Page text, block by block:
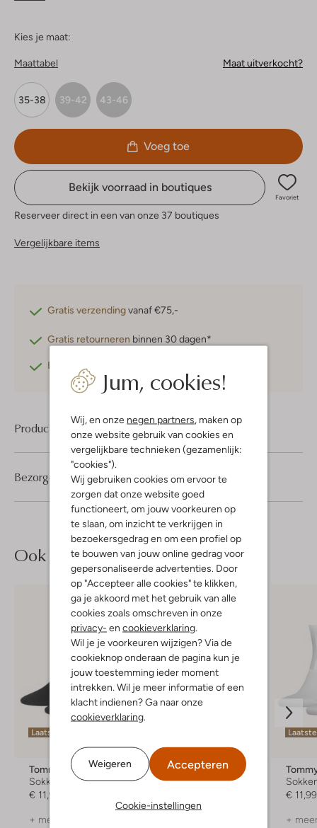
Jum, cookies!
Wij, en onze negen partners , maken op
onze website gebruik van cookies en
vergelijkbare technieken (gezamenlijk:
"cookies").
Wij gebruiken cookies om ervoor te
zorgen dat onze website goed
functioneert, om jouw voorkeuren op
te slaan, om inzicht te verkrijgen in
bezoekersgedrag en om een profiel op
te bouwen van jouw online gedrag voor
gepersonaliseerde advertenties. Door
op "Accepteer alle cookies" te klikken,
ga je akkoord met het gebruik van alle
cookies zoals omschreven in onze
privacy- en cookieverklaring
Wil je je voorkeuren wijzigen? Via de
cookieknop onderaan de pagina kun je
jouw toestemming ieder moment
intrekken. Wil je meer informatie of een
klacht indienen? Ga naar onze
cookieverklaring
Weigeren Accepteren
Cookie-instellingen
Kies je maat:
Maattabel Maat uitverkocht?
35-38 39-42 43-46
Voeg toe
Bekijk voorraad in boutiques
Favoriet
Reserveer direct in een van onze 37 boutiques
Vergelijkbare items
Gratis verzendingvanaf €75,-
Gratis retourneren binnen 30 dagen*
Betaal achteraf
Product informatie
Bezorgen & retourneren
Ook iets voor jou?
Laatste maten
Tommy Hilfiger
Sokken
€ 11,99
+ meer kleuren
-55%
Blackstone
Sokken
€ 11,99
+